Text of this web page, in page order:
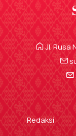
Jl. Rusa
Redaksi